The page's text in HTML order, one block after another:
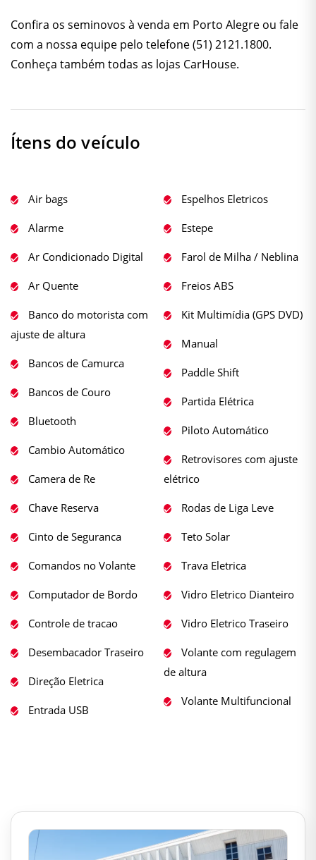
Confira os seminovos à venda em Porto Alegre ou fale
com a nossa equipe pelo telefone(51) 2121.1800.
Conheça também todas as lojas CarHouse.
Ítens do veículo
Air bags
Alarme
Ar Condicionado Digital
Ar Quente
Banco do motorista com
ajuste de altura
Bancos de Camurca
Bancos de Couro
Bluetooth
Cambio Automático
Camera de Re
Chave Reserva
Cinto de Seguranca
Comandos no Volante
Computador de Bordo
Controle de tracao
Desembacador Traseiro
Direção Eletrica
Entrada USB
Espelhos Eletricos
Estepe
Farol de Milha / Neblina
Freios ABS
Kit Multimídia (GPS DVD)
Manual
Paddle Shift
Partida Elétrica
Piloto Automático
Retrovisores com ajuste
elétrico
Rodas de Liga Leve
Teto Solar
Trava Eletrica
Vidro Eletrico Dianteiro
Vidro Eletrico Traseiro
Volante com regulagem
de altura
Volante Multifuncional